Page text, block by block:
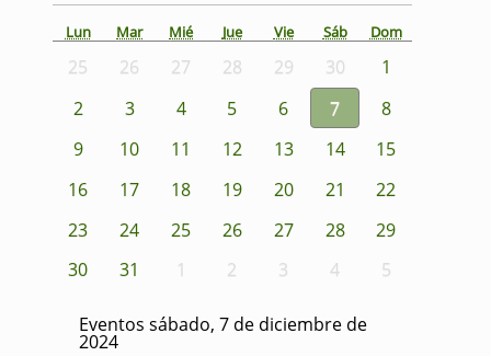
Lun Mar Mié Jue Vie Sáb Dom
25 26 27 28 29 30
1
2
3 4 5 6 7
8
9
10 11 12 13 14
15
16
17 18 19 20 21
22
23
24 25 26 27 28
29
30
31 1 2 3 4 5
Eventos sábado, 7 de diciembre de
2024